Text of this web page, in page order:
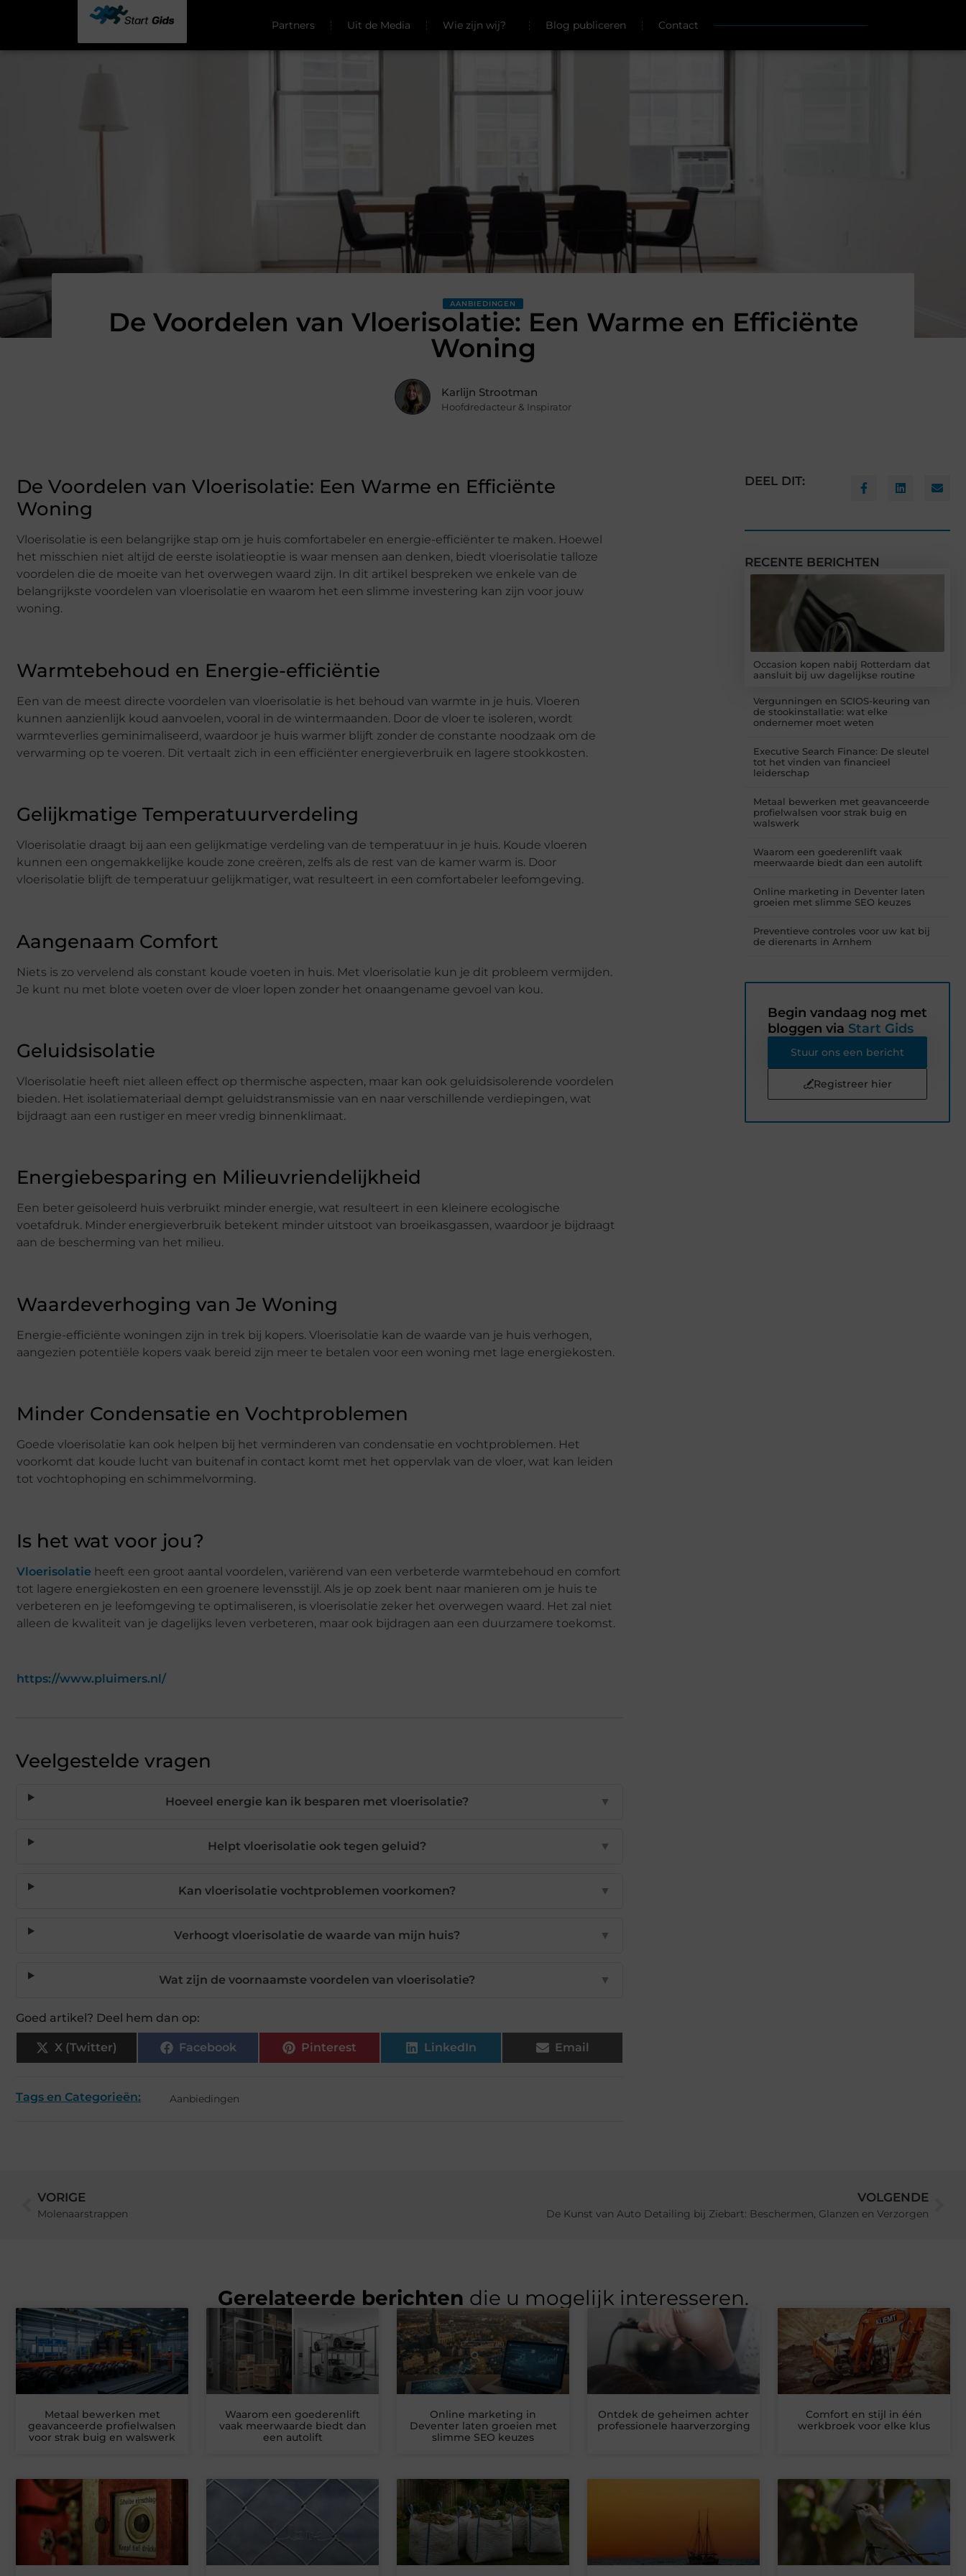
Partners Uit de Media Wie zijn wij? Blog publiceren Contact
AANBIEDINGEN
De Voordelen van Vloerisolatie: Een Warme en Efficiënte
Woning
Karlijn Strootman
Hoofdredacteur & Inspirator
De Voordelen van Vloerisolatie: Een Warme en Efficiënte
Woning
Vloerisolatie is een belangrijke stap om je huis comfortabeler en energie-efficiënter te maken. Hoewel
het misschien niet altijd de eerste isolatieoptie is waar mensen aan denken, biedt vloerisolatie talloze
voordelen die de moeite van het overwegen waard zijn. In dit artikel bespreken we enkele van de
belangrijkste voordelen van vloerisolatie en waarom het een slimme investering kan zijn voor jouw
woning.
Warmtebehoud en Energie-efficiëntie
Een van de meest directe voordelen van vloerisolatie is het behoud van warmte in je huis. Vloeren
kunnen aanzienlijk koud aanvoelen, vooral in de wintermaanden. Door de vloer te isoleren, wordt
warmteverlies geminimaliseerd, waardoor je huis warmer blijft zonder de constante noodzaak om de
verwarming op te voeren. Dit vertaalt zich in een efficiënter energieverbruik en lagere stookkosten.
Gelijkmatige Temperatuurverdeling
Vloerisolatie draagt bij aan een gelijkmatige verdeling van de temperatuur in je huis. Koude vloeren
kunnen een ongemakkelijke koude zone creëren, zelfs als de rest van de kamer warm is. Door
vloerisolatie blijft de temperatuur gelijkmatiger, wat resulteert in een comfortabeler leefomgeving.
Aangenaam Comfort
Niets is zo vervelend als constant koude voeten in huis. Met vloerisolatie kun je dit probleem vermijden.
Je kunt nu met blote voeten over de vloer lopen zonder het onaangename gevoel van kou.
Geluidsisolatie
Vloerisolatie heeft niet alleen effect op thermische aspecten, maar kan ook geluidsisolerende voordelen
bieden. Het isolatiemateriaal dempt geluidstransmissie van en naar verschillende verdiepingen, wat
bijdraagt aan een rustiger en meer vredig binnenklimaat.
Energiebesparing en Milieuvriendelijkheid
Een beter geïsoleerd huis verbruikt minder energie, wat resulteert in een kleinere ecologische
voetafdruk. Minder energieverbruik betekent minder uitstoot van broeikasgassen, waardoor je bijdraagt
aan de bescherming van het milieu.
Waardeverhoging van Je Woning
Energie-efficiënte woningen zijn in trek bij kopers. Vloerisolatie kan de waarde van je huis verhogen,
aangezien potentiële kopers vaak bereid zijn meer te betalen voor een woning met lage energiekosten.
Minder Condensatie en Vochtproblemen
Goede vloerisolatie kan ook helpen bij het verminderen van condensatie en vochtproblemen. Het
voorkomt dat koude lucht van buitenaf in contact komt met het oppervlak van de vloer, wat kan leiden
tot vochtophoping en schimmelvorming.
Is het wat voor jou?
Vloerisolatie heeft een groot aantal voordelen, variërend van een verbeterde warmtebehoud en comfort
tot lagere energiekosten en een groenere levensstijl. Als je op zoek bent naar manieren om je huis te
verbeteren en je leefomgeving te optimaliseren, is vloerisolatie zeker het overwegen waard. Het zal niet
alleen de kwaliteit van je dagelijks leven verbeteren, maar ook bijdragen aan een duurzamere toekomst.
https://www.pluimers.nl/
Veelgestelde vragen
Hoeveel energie kan ik besparen met vloerisolatie? ▼
Helpt vloerisolatie ook tegen geluid? ▼
Kan vloerisolatie vochtproblemen voorkomen? ▼
Verhoogt vloerisolatie de waarde van mijn huis? ▼
Wat zijn de voornaamste voordelen van vloerisolatie? ▼
Goed artikel? Deel hem dan op:
X (Twitter) Facebook Pinterest LinkedIn Email
Tags en Categorieën: Aanbiedingen
DEEL DIT:
RECENTE BERICHTEN
Occasion kopen nabij Rotterdam dat
aansluit bij uw dagelijkse routine
Vergunningen en SCIOS-keuring van
de stookinstallatie: wat elke
ondernemer moet weten
Executive Search Finance: De sleutel
tot het vinden van financieel
leiderschap
Metaal bewerken met geavanceerde
profielwalsen voor strak buig en
walswerk
Waarom een goederenlift vaak
meerwaarde biedt dan een autolift
Online marketing in Deventer laten
groeien met slimme SEO keuzes
Preventieve controles voor uw kat bij
de dierenarts in Arnhem
Begin vandaag nog met
bloggen via Start Gids
Stuur ons een bericht
Registreer hier
VORIGE
Molenaarstrappen
VOLGENDE
De Kunst van Auto Detailing bij Ziebart: Beschermen, Glanzen en Verzorgen
Gerelateerde berichten die u mogelijk interesseren.
Metaal bewerken met
geavanceerde profielwalsen
voor strak buig en walswerk
Waarom een goederenlift
vaak meerwaarde biedt dan
een autolift
Online marketing in
Deventer laten groeien met
slimme SEO keuzes
Ontdek de geheimen achter
professionele haarverzorging
Comfort en stijl in één
werkbroek voor elke klus